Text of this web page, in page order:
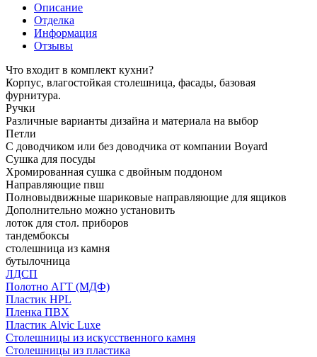
Описание
Отделка
Информация
Отзывы
Что входит в комплект кухни?
Корпус, влагостойкая столешница, фасады, базовая
фурнитура.
Ручки
Различные варианты дизайна и материала на выбор
Петли
С доводчиком или без доводчика от компании Boyard
Сушка для посуды
Хромированная сушка с двойным поддоном
Направляющие пвш
Полновыдвижные шариковые направляющие для ящиков
Дополнительно можно установить
лоток для стол. приборов
тандембоксы
столешница из камня
бутылочница
ЛДСП
Полотно АГТ (МДФ)
Пластик HPL
Пленка ПВХ
Пластик Alvic Luxe
Столешницы из искусственного камня
Столешницы из пластика